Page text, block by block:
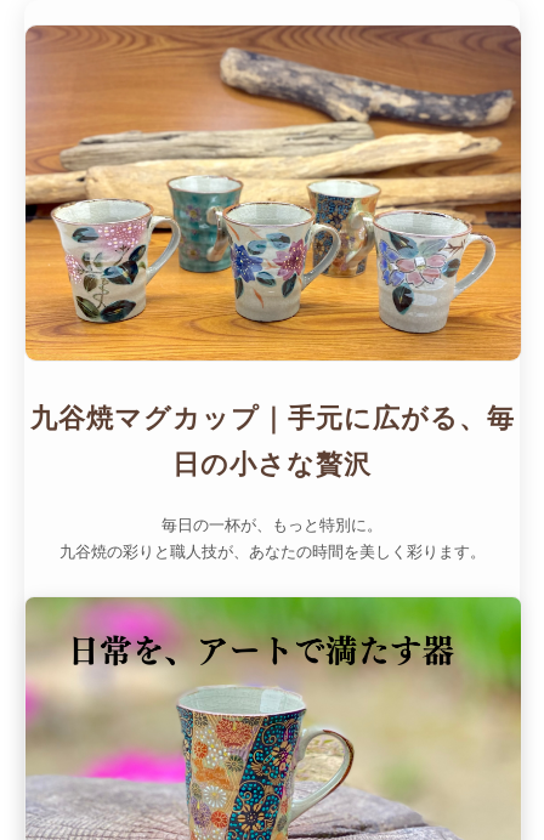
九谷焼マグカップ｜手元に広がる、毎
日の小さな贅沢
毎日の一杯が、もっと特別に。
九谷焼の彩りと職人技が、あなたの時間を美しく彩ります。